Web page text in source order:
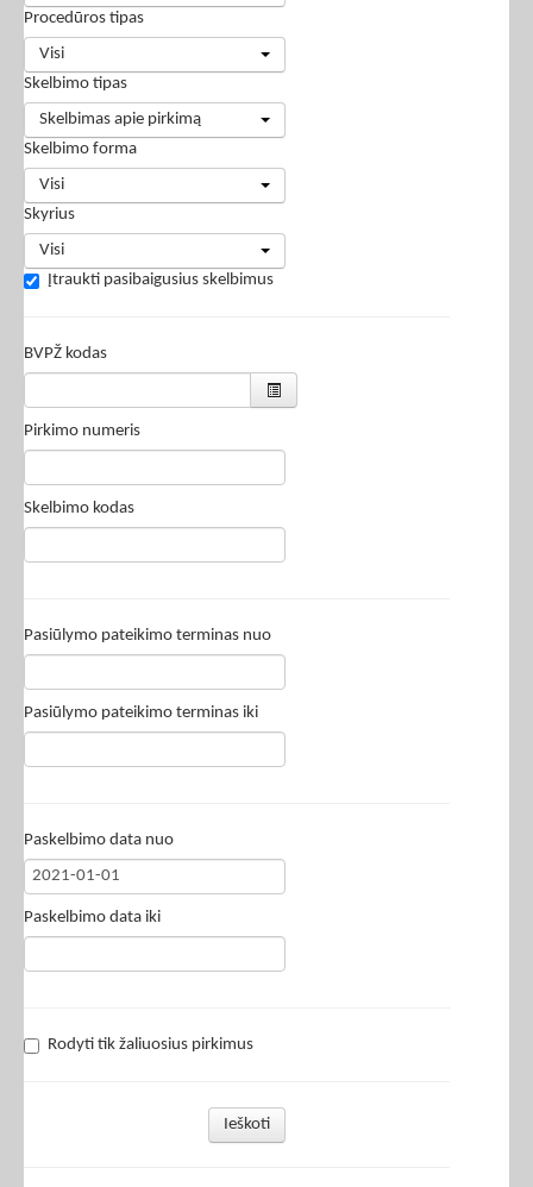
Procedūros tipas
Visi
Skelbimo tipas
Skelbimas apie pirkimą
Skelbimo forma
Visi
Skyrius
Visi
Įtraukti pasibaigusius skelbimus
BVPŽ kodas
Pirkimo numeris
Skelbimo kodas
Pasiūlymo pateikimo terminas nuo
Pasiūlymo pateikimo terminas iki
Paskelbimo data nuo
Paskelbimo data iki
Rodyti tik žaliuosius pirkimus
Ieškoti